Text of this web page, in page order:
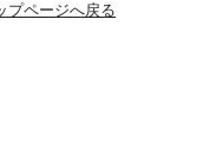
プページへ戻る